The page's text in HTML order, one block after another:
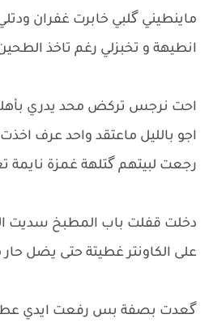
ماينطيني گلبي خابرت غفران
انطيهة و تخبزلي رغم تاخذ
احت نرجس تركض محد يدري
اجو بالليل ماعتقد واحد عرف
رجعت لبيتهم گتلهة غمزة نايمة
دخلت قفلت باب المطبخ سديت
على الكاونتر غطيتة حتى يضل
گعدت بصفة بس رفعت ايدي